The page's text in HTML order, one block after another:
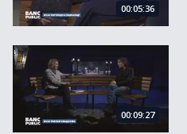
00:05:36
Etats-Unis
00:09:27